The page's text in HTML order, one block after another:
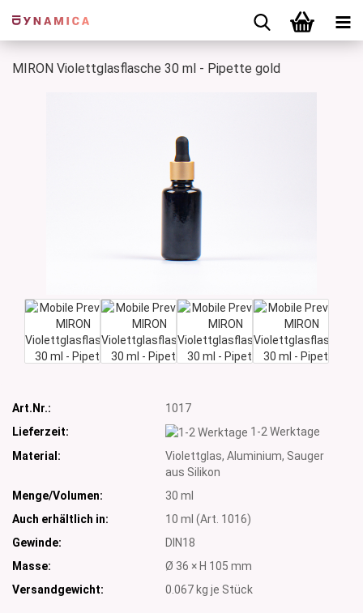
MIRON Violettglasflasche 30 ml - Pipette gold
Art.Nr.:
1017
Lieferzeit:
1-2 Werktage
Material:
Violettglas, Aluminium, Sauger
aus Silikon
Menge/Volumen:
30 ml
Auch erhältlich in:
10 ml (Art. 1016)
Gewinde:
DIN18
Masse:
Ø 36 × H 105 mm
Versandgewicht:
0.067 kg je Stück